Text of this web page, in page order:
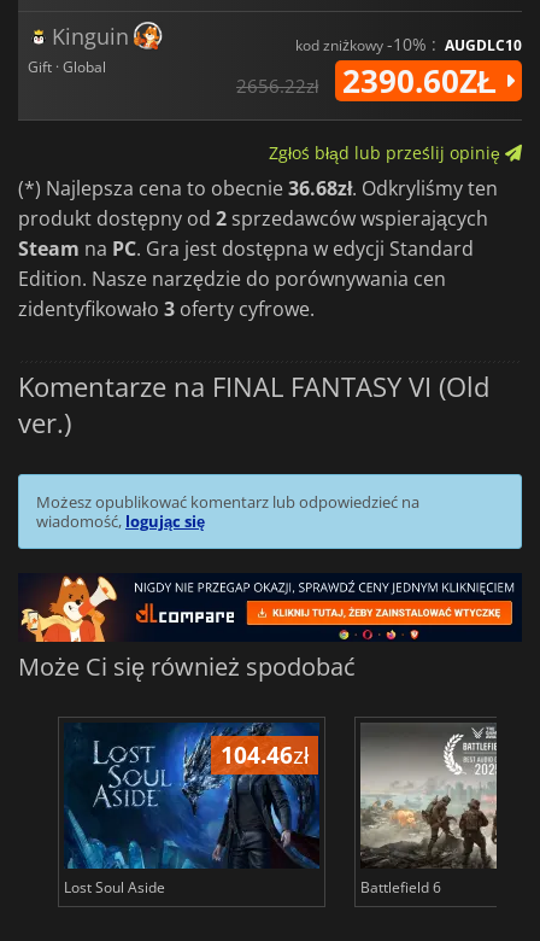
Kinguin
Gift · Global
kod zniżkowy-10% : AUGDLC10
2656.22zł 2390.60ZŁ
Zgłoś błąd lub prześlij opinię
(*) Najlepsza cena to obecnie36.68zł. Odkryliśmy ten
produkt dostępny od 2 sprzedawców wspierających
Steam na PC. Gra jest dostępna w edycji Standard
Edition. Nasze narzędzie do porównywania cen
zidentyfikowało 3 oferty cyfrowe.
Komentarze na FINAL FANTASY VI (Old
ver.)
Możesz opublikować komentarz lub odpowiedzieć na
wiadomość, logując się
Może Ci się również spodobać
104.46zł
Lost Soul Aside Battlefield 6